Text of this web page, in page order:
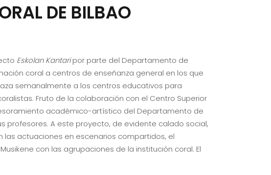
DE BILBAO
Eskolan Kantaripor parte del Departamento de
coral a centros de enseñanza general en los que
semanalmente a los centros educativos para
Fruto de la colaboración con el Centro Superior
académico-artístico del Departamento de
profesores. A este proyecto, de evidente calado social,
actuaciones en escenarios compartidos, el
con las agrupaciones de la institución coral. El